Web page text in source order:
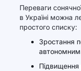
Переваги
в Україні можна
простого списку:
Зростання
автономним
Підвищення